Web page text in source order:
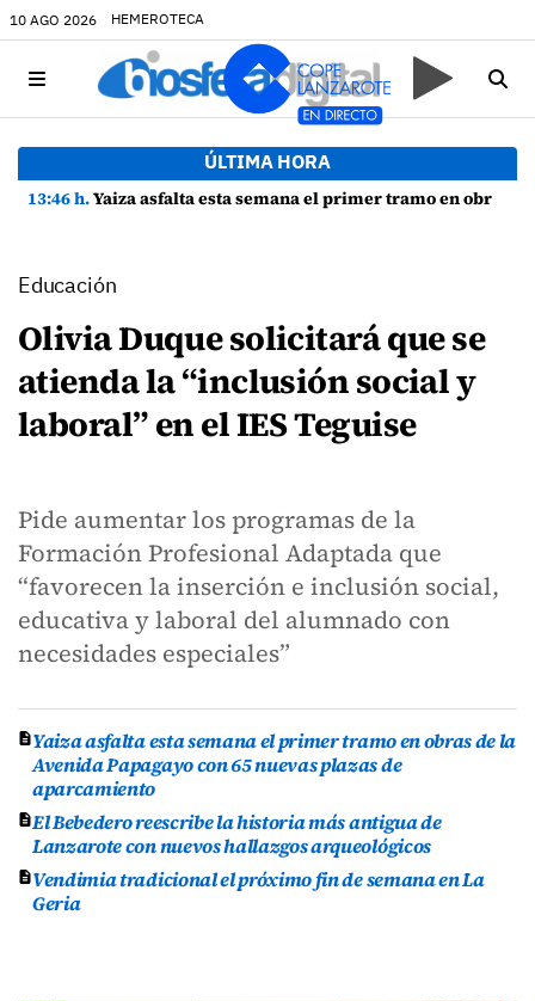
10 AGO 2026 HEMEROTECA
ÚLTIMA HORA
13:46 h.Yaiza asfalta esta semana el primer tramo en obras de la Avenida Papagayo con 65 nuevas plazas de aparcamiento
Educación
Olivia Duque solicitará que se
atienda la “inclusión social y
laboral” en el IES Teguise
Pide aumentar los programas de la
Formación Profesional Adaptada que
“favorecen la inserción e inclusión social,
educativa y laboral del alumnado con
necesidades especiales”
Yaiza asfalta esta semana el primer tramo en obras de la
Avenida Papagayo con 65 nuevas plazas de
aparcamiento
El Bebedero reescribe la historia más antigua de
Lanzarote con nuevos hallazgos arqueológicos
Vendimia tradicional el próximo fin de semana en La
Geria